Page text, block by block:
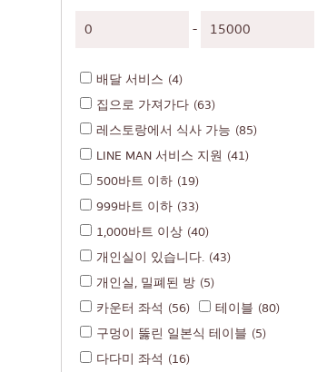
프리
돈(덮밥)
-
배달 서비스 (4)
집으로 가져가다 (63)
레스토랑에서 식사 가능 (85)
LINE MAN 서비스 지원 (41)
500바트 이하 (19)
999바트 이하 (33)
1,000바트 이상 (40)
개인실이 있습니다. (43)
개인실, 밀폐된 방 (5)
카운터 좌석 (56) 테이블 (80)
구멍이 뚫린 일본식 테이블 (5)
다다미 좌석 (16)